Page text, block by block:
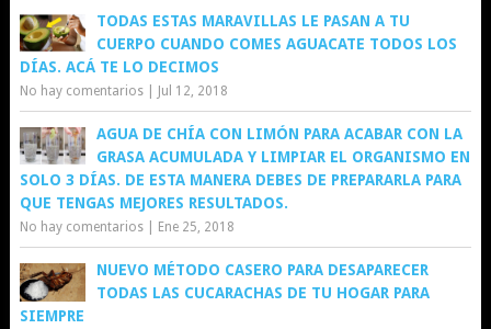
TODAS ESTAS MARAVILLAS LE PASAN A TU
CUERPO CUANDO COMES AGUACATE TODOS LOS
DÍAS. ACÁ TE LO DECIMOS
No hay comentarios| Jul 12, 2018
AGUA DE CHÍA CON LIMÓN PARA ACABAR CON LA
GRASA ACUMULADA Y LIMPIAR EL ORGANISMO EN
SOLO 3 DÍAS. DE ESTA MANERA DEBES DE PREPARARLA PARA
QUE TENGAS MEJORES RESULTADOS.
No hay comentarios| Ene 25, 2018
NUEVO MÉTODO CASERO PARA DESAPARECER
TODAS LAS CUCARACHAS DE TU HOGAR PARA
SIEMPRE